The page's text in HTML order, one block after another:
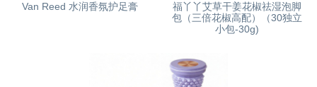
Van Reed 水润香氛护足膏
福丫丫艾草干姜花椒祛湿泡脚
包（三倍花椒高配）（30独立
小包-30g)